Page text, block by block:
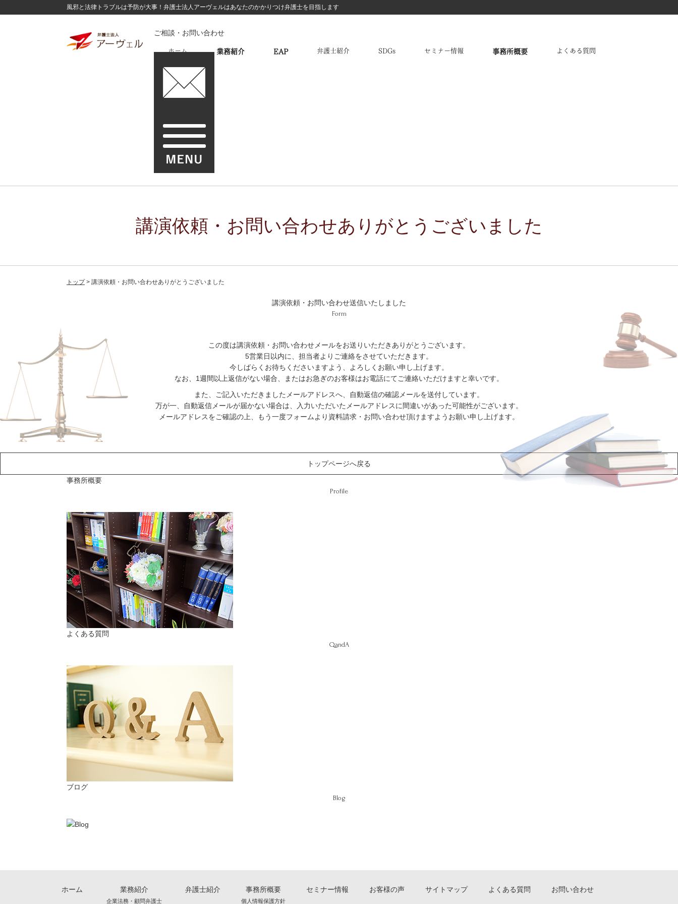
風邪と法律トラブルは予防が大事！弁護士法人アーヴェルはあなたのかかりつけ弁護士を目指します
ご相談・お問い合わせ
ホーム 業務紹介 EAP 弁護士紹介 SDGs セミナー情報 事務所概要 よくある質問
講演依頼・お問い合わせありがとうございました
トップ 講演依頼・お問い合わせありがとうございました
講演依頼・お問い合わせ送信いたしました
Form
この度は講演依頼・お問い合わせメールをお送りいただきありがとうございます。
5営業日以内に、担当者よりご連絡をさせていただきます。
今しばらくお待ちくださいますよう、よろしくお願い申し上げます。
なお、1週間以上返信がない場合、またはお急ぎのお客様はお電話にてご連絡いただけますと幸いです。
また、ご記入いただきましたメールアドレスへ、自動返信の確認メールを送付しています。
万が一、自動返信メールが届かない場合は、入力いただいたメールアドレスに間違いがあった可能性がございます。
メールアドレスをご確認の上、もう一度フォームより資料請求・お問い合わせ頂けますようお願い申し上げます。
トップページへ戻る
事務所概要
Profile
よくある質問
QandA
ブログ
Blog
ホーム 業務紹介
企業法務・顧問弁護士
弁護士紹介 事務所概要
個人情報保護方針
セミナー情報 お客様の声 サイトマップ よくある質問 お問い合わせ